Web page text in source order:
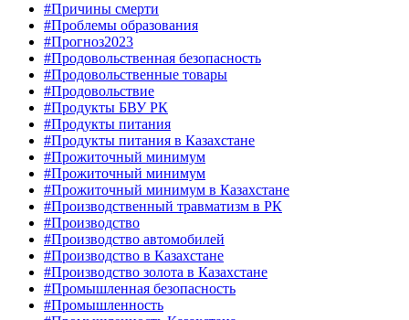
#Причины смерти
#Проблемы образования
#Прогноз2023
#Продовольственная безопасность
#Продовольственные товары
#Продовольствие
#Продукты БВУ РК
#Продукты питания
#Продукты питания в Казахстане
#Прожиточный минимум
#Прожиточный минимум
#Прожиточный минимум в Казахстане
#Производственный травматизм в РК
#Производство
#Производство автомобилей
#Производство в Казахстане
#Производство золота в Казахстане
#Промышленная безопасность
#Промышленность